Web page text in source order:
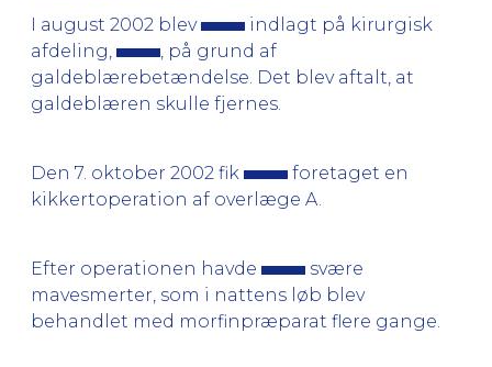
I august 2002 blev
indlagt på kirurgisk
afdeling,
, på grund af
galdeblærebetændelse. Det blev aftalt, at
galdeblæren skulle fjernes.
Den 7. oktober 2002 fik
foretaget en
kikkertoperation af overlæge A.
Efter operationen havde
svære
mavesmerter, som i nattens løb blev
behandlet med morfinpræparat flere gange.